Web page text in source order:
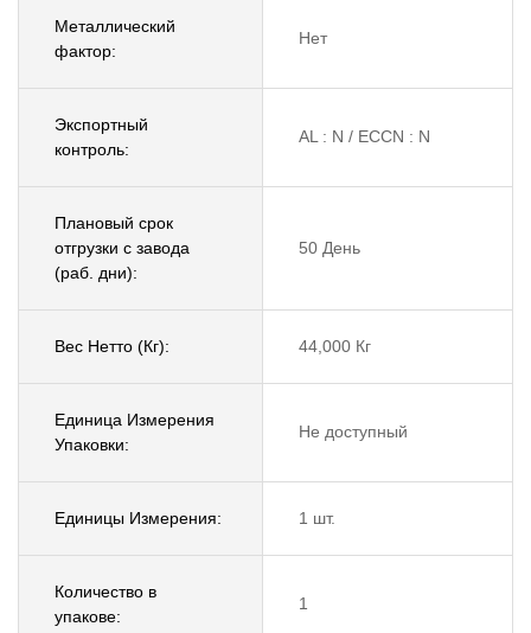
Металлический
фактор:
Нет
Экспортный
контроль:
AL : N / ECCN : N
Плановый срок
отгрузки с завода
(раб. дни):
50 День
Вес Нетто (Кг): 44,000 Кг
Единица Измерения
Упаковки:
Не доступный
Единицы Измерения: 1 шт.
Количество в
упакове:
1